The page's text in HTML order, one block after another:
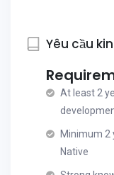
Yêu cầu
At least 2
Minimum 2
Native